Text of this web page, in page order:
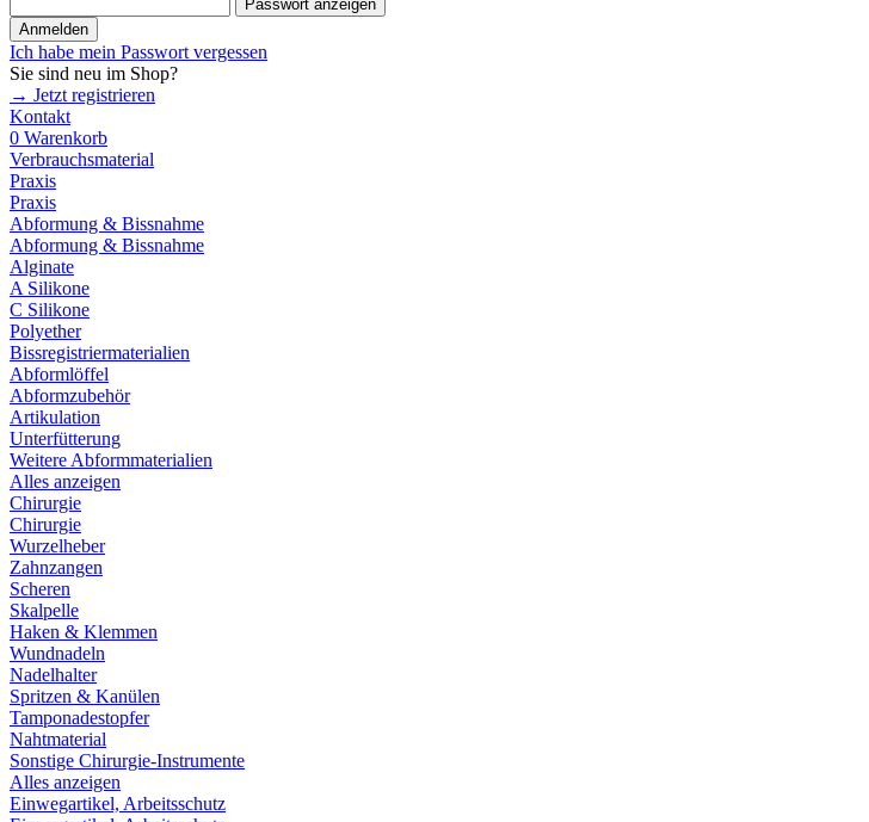
Passwort anzeigen
Anmelden
Ich habe mein Passwort vergessen
Sie sind neu im Shop?
→ Jetzt registrieren
Kontakt
0 Warenkorb
Verbrauchsmaterial
Praxis
Praxis
Abformung & Bissnahme
Abformung & Bissnahme
Alginate
A Silikone
C Silikone
Polyether
Bissregistriermaterialien
Abformlöffel
Abformzubehör
Artikulation
Unterfütterung
Weitere Abformmaterialien
Alles anzeigen
Chirurgie
Chirurgie
Wurzelheber
Zahnzangen
Scheren
Skalpelle
Haken & Klemmen
Wundnadeln
Nadelhalter
Spritzen & Kanülen
Tamponadestopfer
Nahtmaterial
Sonstige Chirurgie-Instrumente
Alles anzeigen
Einwegartikel, Arbeitsschutz